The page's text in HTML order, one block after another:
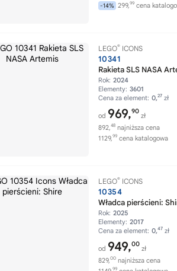
-14% 299,99 cena
LEGO® ICONS
10341
Rakieta SLS NASA
Rok: 2024
Elementy: 3601
Cena za element: 0,27 zł
od 969,90
zł
892,48 najniższa cena
1129,99 cena katalogowa
LEGO® ICONS
10354
Władca pierścieni:
Rok: 2025
Elementy: 2017
Cena za element: 0,47 zł
od 949,00
zł
829,00 najniższa cena
99